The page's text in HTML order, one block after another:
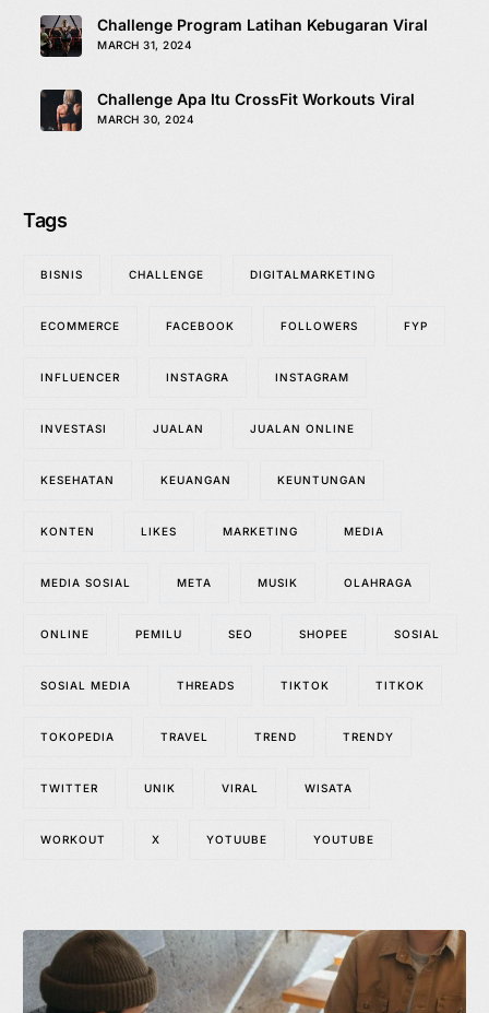
Challenge Program Latihan Kebugaran Viral
MARCH 31, 2024
Challenge Apa Itu CrossFit Workouts Viral
MARCH 30, 2024
Tags
BISNIS CHALLENGE DIGITALMARKETING
ECOMMERCE FACEBOOK FOLLOWERS FYP
INFLUENCER INSTAGRA INSTAGRAM
INVESTASI JUALAN JUALAN ONLINE
KESEHATAN KEUANGAN KEUNTUNGAN
KONTEN LIKES MARKETING MEDIA
MEDIA SOSIAL META MUSIK OLAHRAGA
ONLINE PEMILU SEO SHOPEE SOSIAL
SOSIAL MEDIA THREADS TIKTOK TITKOK
TOKOPEDIA TRAVEL TREND TRENDY
TWITTER UNIK VIRAL WISATA
WORKOUT X YOTUUBE YOUTUBE